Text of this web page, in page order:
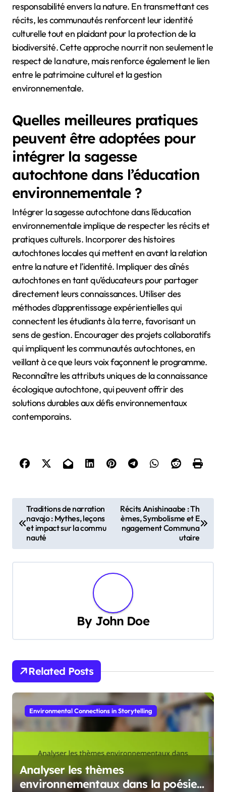
responsabilité envers la nature. En transmettant ces
récits, les communautés renforcent leur identité
culturelle tout en plaidant pour la protection de la
biodiversité. Cette approche nourrit non seulement le
respect de la nature, mais renforce également le lien
entre le patrimoine culturel et la gestion
environnementale.
Quelles meilleures pratiques
peuvent être adoptées pour
intégrer la sagesse
autochtone dans l’éducation
environnementale ?
Intégrer la sagesse autochtone dans l’éducation
environnementale implique de respecter les récits et
pratiques culturels. Incorporer des histoires
autochtones locales qui mettent en avant la relation
entre la nature et l’identité. Impliquer des aînés
autochtones en tant qu’éducateurs pour partager
directement leurs connaissances. Utiliser des
méthodes d’apprentissage expérientielles qui
connectent les étudiants à la terre, favorisant un
sens de gestion. Encourager des projets collaboratifs
qui impliquent les communautés autochtones, en
veillant à ce que leurs voix façonnent le programme.
Reconnaître les attributs uniques de la connaissance
écologique autochtone, qui peuvent offrir des
solutions durables aux défis environnementaux
contemporains.
Post navigation
Traditions de narration
navajo : Mythes, leçons
et impact sur la commu
nauté
Récits Anishinaabe : Th
èmes, Symbolisme et E
ngagement Communa
utaire
By John Doe
Related Posts
Environmental Connections in Storytelling
Analyser les thèmes
environnementaux dans la poésie